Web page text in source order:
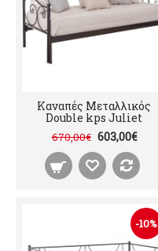
Καναπές Μεταλλικός
Double kps Juliet
670,00€ 603,00€
-10%